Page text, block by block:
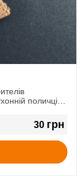
поличці,
рибним і
30 грн